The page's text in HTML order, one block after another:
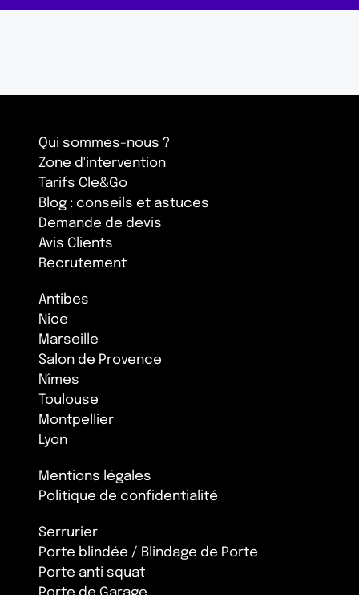
Qui sommes-nous ?
Zone d'intervention
Tarifs Cle&Go
Blog : conseils et astuces
Demande de devis
Avis Clients
Recrutement
Antibes
Nice
Marseille
Salon de Provence
Nîmes
Toulouse
Montpellier
Lyon
Mentions légales
Politique de confidentialité
Serrurier
Porte blindée / Blindage de Porte
Porte anti squat